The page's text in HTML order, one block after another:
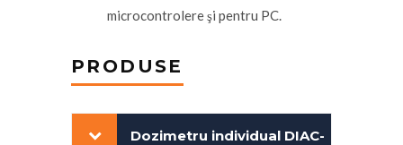
microcontrolere şi pentru PC.
PRODUSE
Dozimetru individual DIAC-